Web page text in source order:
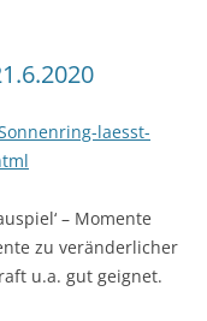
laesst-
– Momente
zu veränderlicher
u.a. gut geignet.